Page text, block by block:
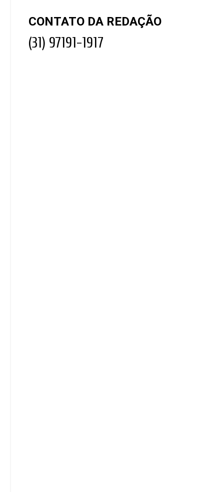
CONTATO DA REDAÇÃO
(31) 97191-1917